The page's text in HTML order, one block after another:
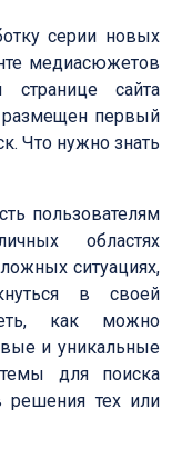
серии новых
медиасюжетов
сайта
размещен первый
Что нужно знать
пользователям
областях
ситуациях,
в своей
как можно
и уникальные
для поиска
решения тех или